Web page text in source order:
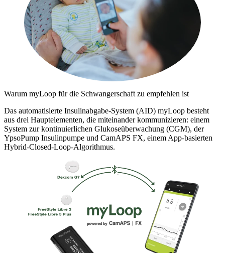
Warum myLoop für die Schwangerschaft zu empfehlen ist
Das automatisierte Insulinabgabe-System (AID) myLoop besteht
aus drei Hauptelementen, die miteinander kommunizieren: einem
System zur kontinuierlichen Glukoseüberwachung (CGM), der
YpsoPump Insulinpumpe und CamAPS FX, einem App-basierten
Hybrid-Closed-Loop-Algorithmus.